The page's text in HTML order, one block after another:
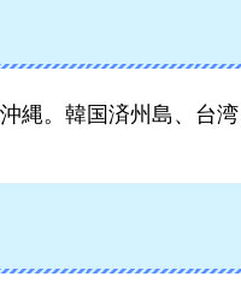
縄。韓国済州島、台